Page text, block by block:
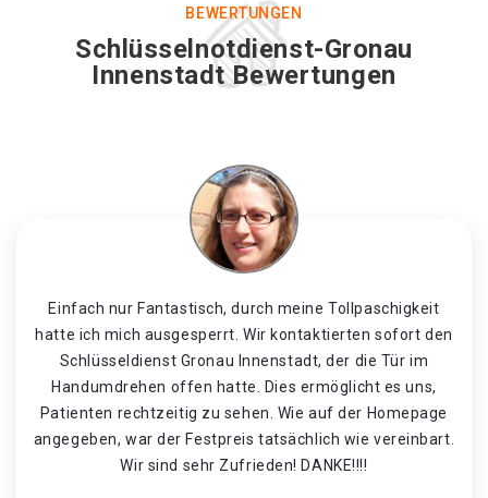
BEWERTUNGEN
Schlüsselnotdienst-Gronau
Innenstadt Bewertungen
Einfach nur Fantastisch, durch meine Tollpaschigkeit
hatte ich mich ausgesperrt. Wir kontaktierten sofort den
Schlüsseldienst Gronau Innenstadt, der die Tür im
Handumdrehen offen hatte. Dies ermöglicht es uns,
Patienten rechtzeitig zu sehen. Wie auf der Homepage
angegeben, war der Festpreis tatsächlich wie vereinbart.
Wir sind sehr Zufrieden! DANKE!!!!